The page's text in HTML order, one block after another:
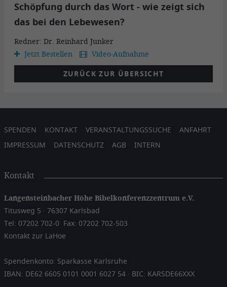
Schöpfung durch das Wort - wie zeigt sich
das bei den Lebewesen?
Redner: Dr. Reinhard Junker
Jetzt Bestellen
Video-Aufnahme
ZURÜCK ZUR ÜBERSICHT
SPENDEN KONTAKT VERANSTALTUNGSSUCHE
ANFAHRT
IMPRESSUM
DATENSCHUTZ AGB INTERN
Kontakt
Langensteinbacher Höhe Bibelkonferenzzentrum e.V.
Titusweg 5 · 76307 Karlsbad
Tel: 07202 702-0 Fax: 07202 702-503
Kontakt zur LaHoe
Spendenkonto: Sparkasse Karlsruhe
IBAN: DE62 6605 0101 0001 6027 54 · BIC: KARSDE66XXX